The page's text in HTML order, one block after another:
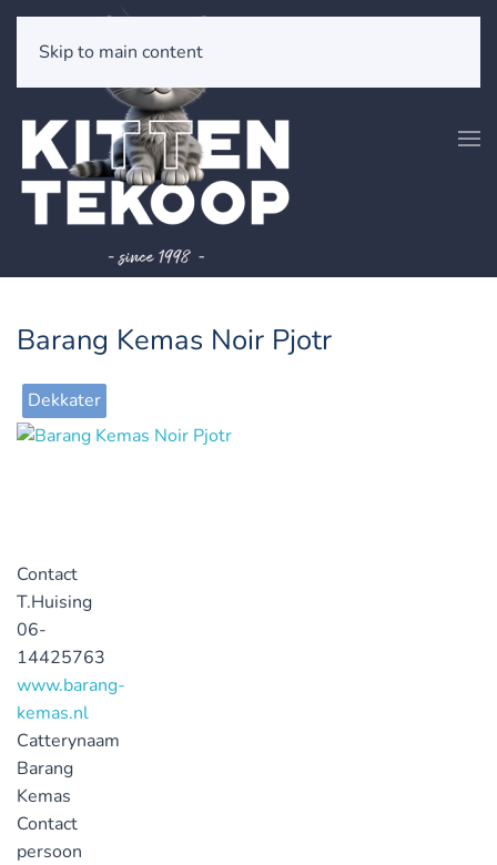
Skip to main content
Barang Kemas Noir Pjotr
Dekkater
Contact
T.Huising
06-
14425763
www.barang-
kemas.nl
Catterynaam
Barang
Kemas
Contact
persoon